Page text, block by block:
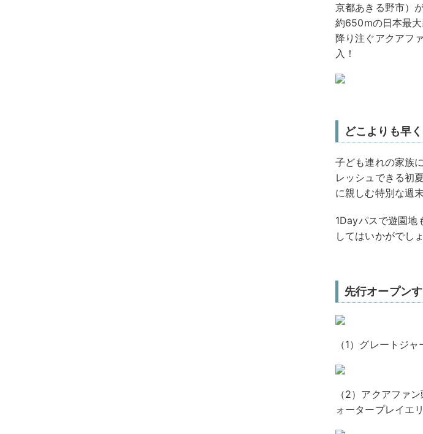
京都あきる野市）
約650mの日本最
降り注ぐアクアフ
入！
どこよりも早
子ども連れの家族
レッシュできる初
に親しむ特別な週
1Dayパスで遊園地
してはいかがでしょ
先行オープン
（1）グレートジャ
（2）アクアファン
ォータープレイエ